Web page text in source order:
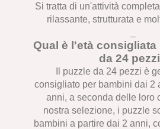
Si tratta di un'attività
rilassante, strutturata e
Qual è l'età consigliata
da 24
Il puzzle da 24 pezzi è
consigliato per bambini dai 2
anni, a seconda delle loro
nostra selezione, i puzzle
bambini a partire dai 2 anni,